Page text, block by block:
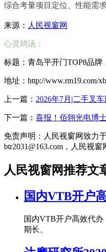
综合考量项目定位、性能需
来源： 人民视窗网
心灵鸡汤：
标题：青岛平开门TOP8品
地址：http://www.rm19.com/
上一篇： 2026年7月|二手叉
下一篇： 喜报！佰翎光电博
免责声明：人民视窗网致力
btr2031@163.com，人民视窗
人民视窗网推荐文
国内VTB开户
国内VTB开户高效代
期长、